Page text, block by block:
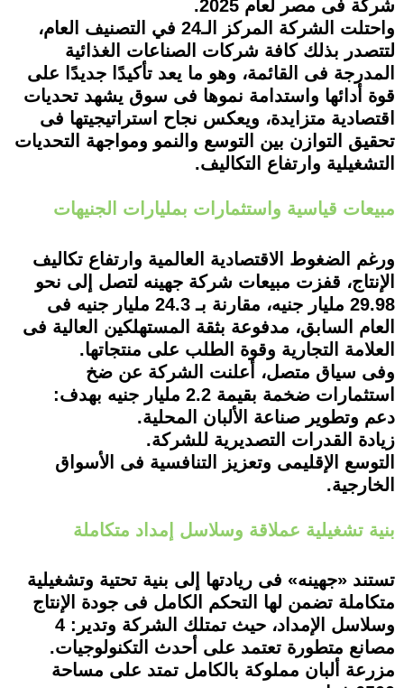
شركة فى مصر لعام 2025.
واحتلت الشركة المركز الـ24 في التصنيف العام،
لتتصدر بذلك كافة شركات الصناعات الغذائية
المدرجة فى القائمة، وهو ما يعد تأكيدًا جديدًا على
قوة أدائها واستدامة نموها فى سوق يشهد تحديات
اقتصادية متزايدة، ويعكس نجاح استراتيجيتها فى
تحقيق التوازن بين التوسع والنمو ومواجهة التحديات
التشغيلية وارتفاع التكاليف.
مبيعات قياسية واستثمارات بمليارات الجنيهات
ورغم الضغوط الاقتصادية العالمية وارتفاع تكاليف
الإنتاج، قفزت مبيعات شركة جهينه لتصل إلى نحو
29.98 مليار جنيه، مقارنة بـ 24.3 مليار جنيه فى
العام السابق، مدفوعة بثقة المستهلكين العالية فى
العلامة التجارية وقوة الطلب على منتجاتها.
وفى سياق متصل، أعلنت الشركة عن ضخ
استثمارات ضخمة بقيمة 2.2 مليار جنيه بهدف:
دعم وتطوير صناعة الألبان المحلية.
زيادة القدرات التصديرية للشركة.
التوسع الإقليمى وتعزيز التنافسية فى الأسواق
الخارجية.
بنية تشغيلية عملاقة وسلاسل إمداد متكاملة
تستند «جهينه» فى ريادتها إلى بنية تحتية وتشغيلية
متكاملة تضمن لها التحكم الكامل فى جودة الإنتاج
وسلاسل الإمداد، حيث تمتلك الشركة وتدير: 4
مصانع متطورة تعتمد على أحدث التكنولوجيات.
مزرعة ألبان مملوكة بالكامل تمتد على مساحة